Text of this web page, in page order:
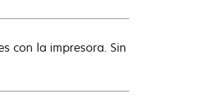
con la impresora. Sin